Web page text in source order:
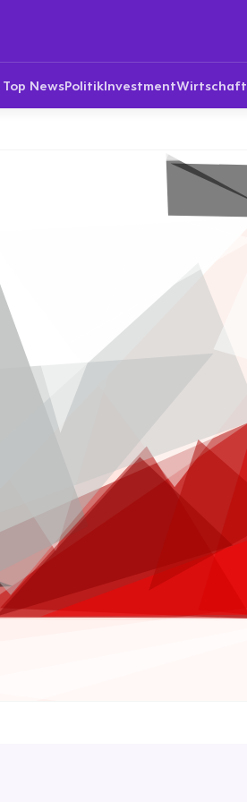
Top NewsPolitikInvestmentWirtschaft